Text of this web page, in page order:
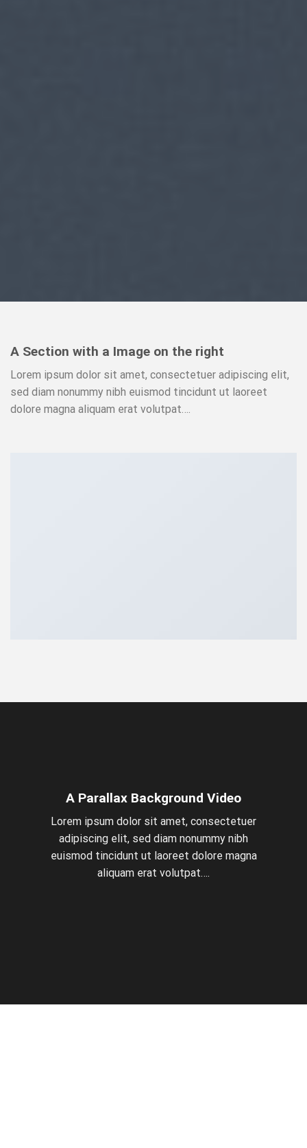
A Section with a Image on the right
Lorem ipsum dolor sit amet, consectetuer adipiscing elit,
sed diam nonummy nibh euismod tincidunt ut laoreet
dolore magna aliquam erat volutpat….
A Parallax Background Video
Lorem ipsum dolor sit amet, consectetuer
adipiscing elit, sed diam nonummy nibh
euismod tincidunt ut laoreet dolore magna
aliquam erat volutpat….